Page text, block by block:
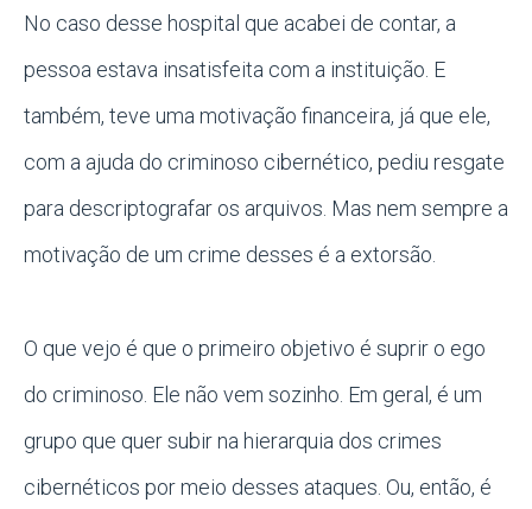
No caso desse hospital que acabei de contar, a
pessoa estava insatisfeita com a instituição. E
também, teve uma motivação financeira, já que ele,
com a ajuda do criminoso cibernético, pediu resgate
para descriptografar os arquivos. Mas nem sempre a
motivação de um crime desses é a extorsão.
O que vejo é que o primeiro objetivo é suprir o ego
do criminoso. Ele não vem sozinho. Em geral, é um
grupo que quer subir na hierarquia dos crimes
cibernéticos por meio desses ataques. Ou, então, é